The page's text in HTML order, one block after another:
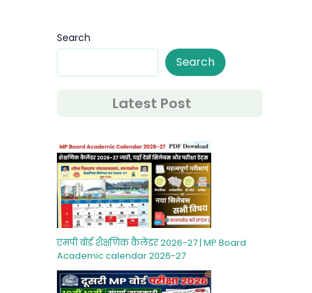
Search
Search
Latest Post
एमपी बोर्ड शैक्षणिक कैलेंडर 2026-27 | MP Board
Academic calendar 2026-27